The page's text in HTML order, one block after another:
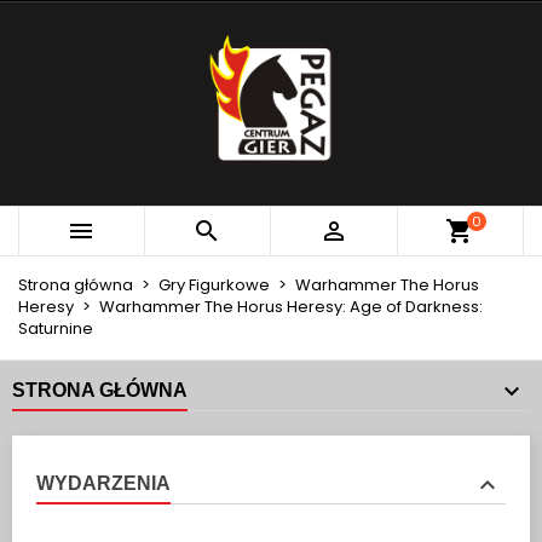
   0
Strona główna Gry Figurkowe
Warhammer The Horus
Heresy
Warhammer The Horus Heresy: Age of Darkness:
Saturnine
STRONA GŁÓWNA
WYDARZENIA
MOJE LISTY ŻYCZEŃ
Utwórz nową listę
UTWÓRZ LISTĘ ŻYCZEŃ
Utwórz listę życzeń
ZALOGUJ SIĘ
MUSISZ BYĆ ZALOGOWANY BY ZAPISAĆ PRODUKTY
NA SWOJEJ LIŚCIE ŻYCZEŃ.
Anuluj Zaloguj się